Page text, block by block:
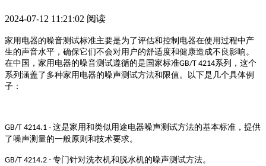
2024-07-12 11:21:02 阅读
家用电器的噪音测试标准主要是为了评估和控制电器在使用过程中产
生的声音水平，确保它们不会对用户的舒适度和健康造成不良影响。
在中国，家用电器的噪音测试遵循的是国家标准GB/T 4214系列，这个
系列涵盖了多种家用电器的噪声测试方法和限值。以下是几个具体例
子：
GB/T 4214.1 - 这是家用和类似用途电器噪声测试方法的基本标准，提供
了噪声测量的一般原则和技术要求。
GB/T 4214.2 - 专门针对洗衣机和脱水机的噪声测试方法。